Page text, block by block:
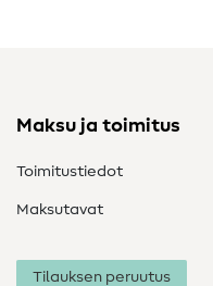
Maksu ja toimitus
Toimitustiedot
Maksutavat
Tilauksen peruutus